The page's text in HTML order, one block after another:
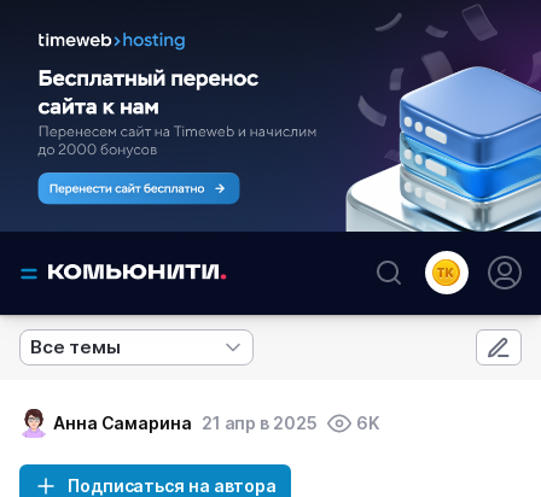
Все темы
Анна Самарина 21 апр в 2025 6K
Подписаться на автора